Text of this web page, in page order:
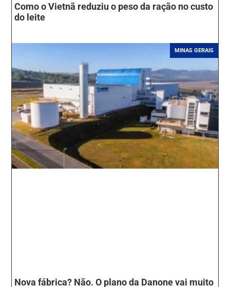
Como o Vietnã reduziu o peso da ração no custo
do leite
MINAS GERAIS
Nova fábrica? Não. O plano da Danone vai muito